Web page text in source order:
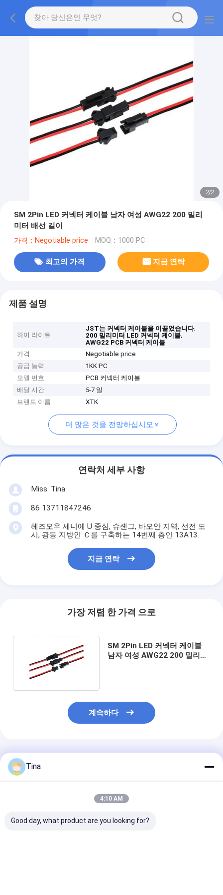
2/2
SM 2Pin LED 커넥터 케이블 남자 여성 AWG22 200 밀리
미터 배선 길이
가격：Negotiable price MOQ：1000 PC
최고의 가격 지금 연락
제품 설명
하이 라이트
JST는 커넥터 케이블을 이끌었습니다,
200 밀리미터 LED 커넥터 케이블,
AWG22 PCB 커넥터 케이블
가격
Negotiable price
공급 능력
1KK PC
모델 번호
PCB 커넥터 케이블
배달 시간
5-7 일
브랜드 이름
XTK
더 많은 것을 전망하십시오
연락처 세부 사항
Miss. Tina
86 13711847246
헤즈오우 세니에 U 중심, 슈셴그, 바오안 지역, 선전 도
시, 광동 지방인 Ｃ를 구축하는 14번째 층인 13A13.
지금 연락
가장 저렴 한 가격 으로
SM 2Pin LED 커넥터 케이블
남자 여성 AWG22 200 밀리미
계속하다
추천된 제품
Tina
4:10 AM
Good day, what product are you looking for?